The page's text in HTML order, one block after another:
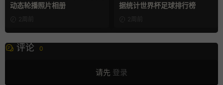
动态轮播照片相册
2周前
据统计世界杯足球排行榜
2周前
评论 0
请先 登录